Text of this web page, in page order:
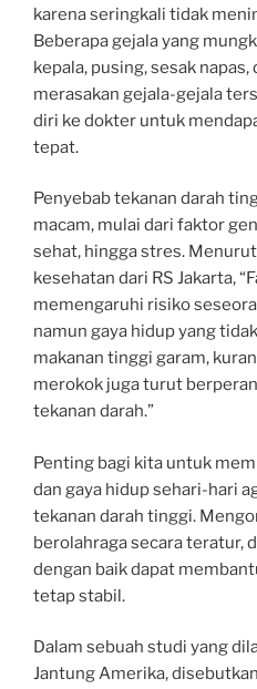
karena seringkali tidak
Beberapa gejala yang
kepala, pusing, sesak napas,
merasakan gejala-gejala
diri ke dokter untuk
tepat.
Penyebab tekanan darah
macam, mulai dari faktor
sehat, hingga stres.
kesehatan dari RS Jakarta,
memengaruhi risiko
namun gaya hidup yang
makanan tinggi garam,
merokok juga turut
tekanan darah.”
Penting bagi kita untuk
dan gaya hidup sehari-hari
tekanan darah tinggi.
berolahraga secara teratur,
dengan baik dapat
tetap stabil.
Dalam sebuah studi yang
Jantung Amerika,